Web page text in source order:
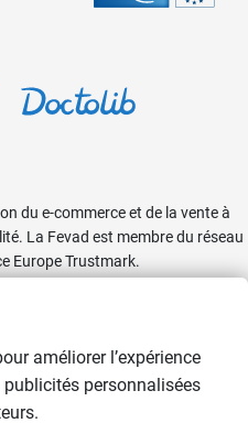
1 cadeau
du e-commerce et de la vente à
La Fevad est membre du réseau
Europe Trustmark.
améliorer l’expérience
personnalisées